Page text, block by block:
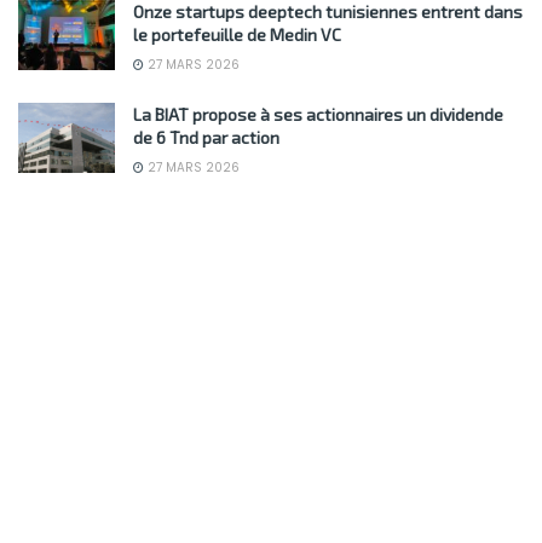
Onze startups deeptech tunisiennes entrent dans
le portefeuille de Medin VC
27 MARS 2026
La BIAT propose à ses actionnaires un dividende
de 6 Tnd par action
27 MARS 2026